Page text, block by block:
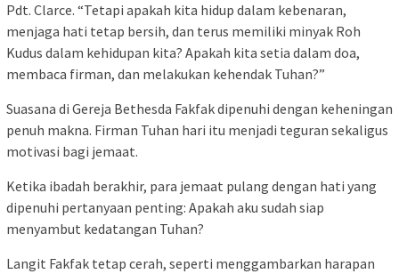
Pdt. Clarce. “Tetapi apakah kita hidup dalam kebenaran,
menjaga hati tetap bersih, dan terus memiliki minyak Roh
Kudus dalam kehidupan kita? Apakah kita setia dalam doa,
membaca firman, dan melakukan kehendak Tuhan?”
Suasana di Gereja Bethesda Fakfak dipenuhi dengan keheningan
penuh makna. Firman Tuhan hari itu menjadi teguran sekaligus
motivasi bagi jemaat.
Ketika ibadah berakhir, para jemaat pulang dengan hati yang
dipenuhi pertanyaan penting: Apakah aku sudah siap
menyambut kedatangan Tuhan?
Langit Fakfak tetap cerah, seperti menggambarkan harapan